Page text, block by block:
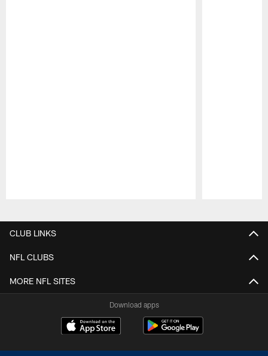
CLUB LINKS
NFL CLUBS
MORE NFL SITES
Download apps